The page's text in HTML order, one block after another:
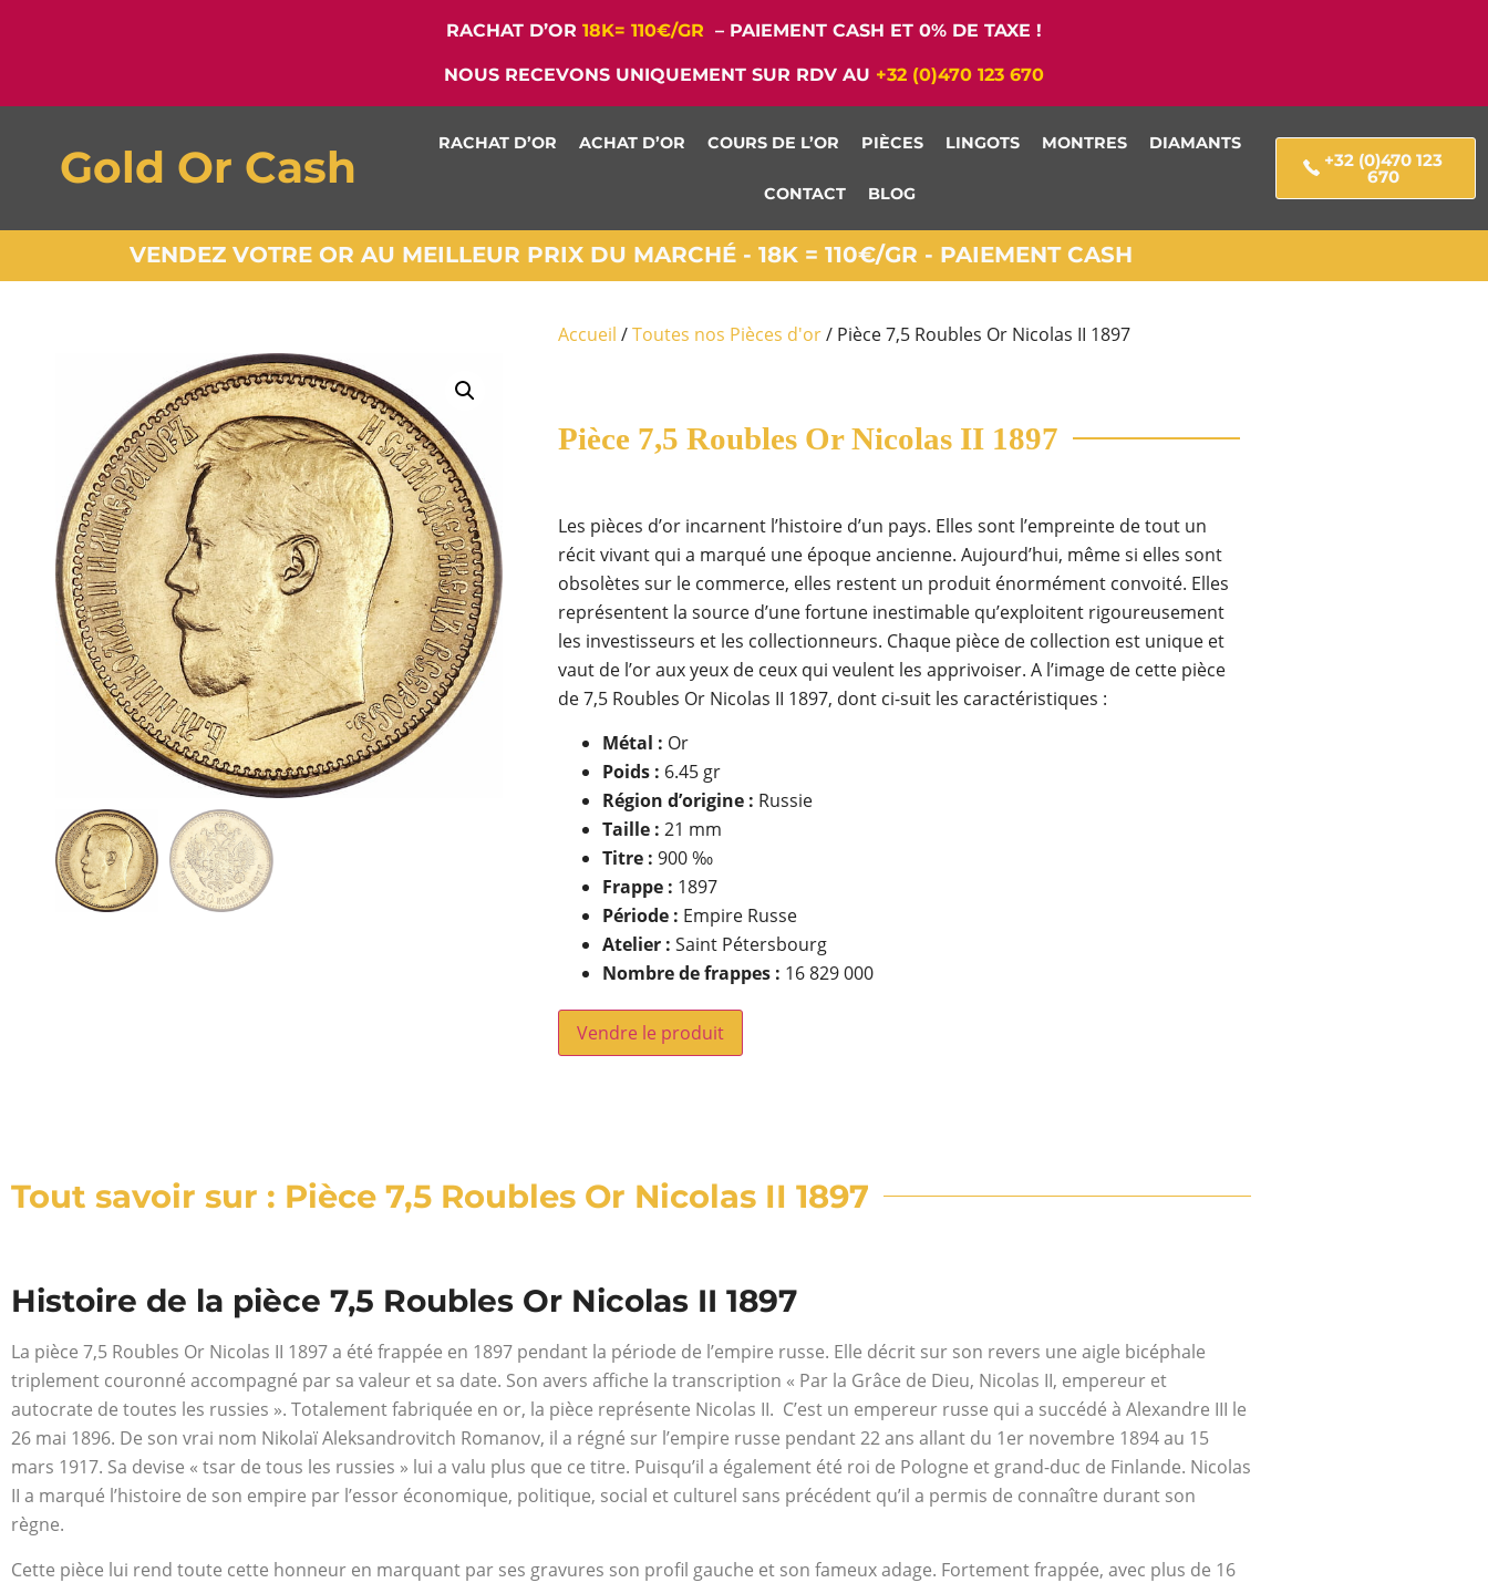
RACHAT D’OR 18K= 110€/GR – PAIEMENT CASH ET 0% DE TAXE !
NOUS RECEVONS UNIQUEMENT SUR RDV AU +32 (0)470 123 670
Gold Or Cash RACHAT D’OR ACHAT D’OR COURS DE L’OR PIÈCES LINGOTS MONTRES DIAMANTS
CONTACT BLOG
+32 (0)470 123
670
VENDEZ VOTRE OR AU MEILLEUR PRIX DU MARCHÉ - 18K = 110€/GR - PAIEMENT CASH
Accueil /Toutes nos Pièces d'or/ Pièce 7,5 Roubles Or Nicolas II 1897
Pièce 7,5 Roubles Or Nicolas II 1897
Les pièces d’or incarnent l’histoire d’un pays. Elles sont l’empreinte de tout un
récit vivant qui a marqué une époque ancienne. Aujourd’hui, même si elles sont
obsolètes sur le commerce, elles restent un produit énormément convoité. Elles
représentent la source d’une fortune inestimable qu’exploitent rigoureusement
les investisseurs et les collectionneurs. Chaque pièce de collection est unique et
vaut de l’or aux yeux de ceux qui veulent les apprivoiser. A l’image de cette pièce
de 7,5 Roubles Or Nicolas II 1897, dont ci-suit les caractéristiques :
Métal : Or
Poids : 6.45 gr
Région d’origine : Russie
Taille : 21 mm
Titre : 900 ‰
Frappe : 1897
Période : Empire Russe
Atelier : Saint Pétersbourg
Nombre de frappes : 16 829 000
Vendre le produit
Tout savoir sur : Pièce 7,5 Roubles Or Nicolas II 1897
Histoire de la pièce 7,5 Roubles Or Nicolas II 1897
La pièce 7,5 Roubles Or Nicolas II 1897 a été frappée en 1897 pendant la période de l’empire russe. Elle décrit sur son revers une aigle bicéphale
triplement couronné accompagné par sa valeur et sa date. Son avers affiche la transcription « Par la Grâce de Dieu, Nicolas II, empereur et
autocrate de toutes les russies ». Totalement fabriquée en or, la pièce représente Nicolas II. C’est un empereur russe qui a succédé à Alexandre III le
26 mai 1896. De son vrai nom Nikolaï Aleksandrovitch Romanov, il a régné sur l’empire russe pendant 22 ans allant du 1er novembre 1894 au 15
mars 1917. Sa devise « tsar de tous les russies » lui a valu plus que ce titre. Puisqu’il a également été roi de Pologne et grand-duc de Finlande. Nicolas
II a marqué l’histoire de son empire par l’essor économique, politique, social et culturel sans précédent qu’il a permis de connaître durant son
règne.
Cette pièce lui rend toute cette honneur en marquant par ses gravures son profil gauche et son fameux adage. Fortement frappée, avec plus de 16